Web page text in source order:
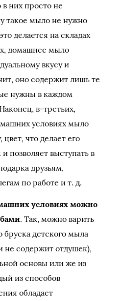
в них просто не
такое мыло не нужно
делается на складах
домашнее мыло
вкусу и
оно содержит лишь те
нужны в каждом
в-третьих,
условиях мыло
что делает его
позволяет выступать в
друзьям,
по работе и т. д.
условиях можно
. Так, можно варить
бруска детского мыла
не содержит отдушек),
основы или же из
из способов
обладает